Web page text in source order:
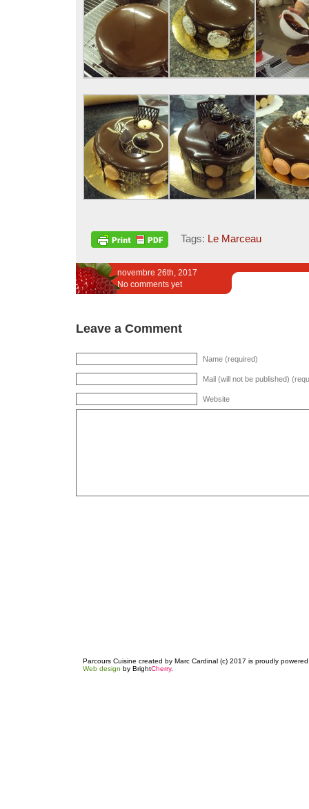
Tags: Le Marceau
novembre 26th, 2017
No comments yet
Leave a Comment
Name (required)
Mail (will not be published)
Website
Parcours Cuisine created by Marc Cardinal (c) 2017 is proudly
Web design by BrightCherry.